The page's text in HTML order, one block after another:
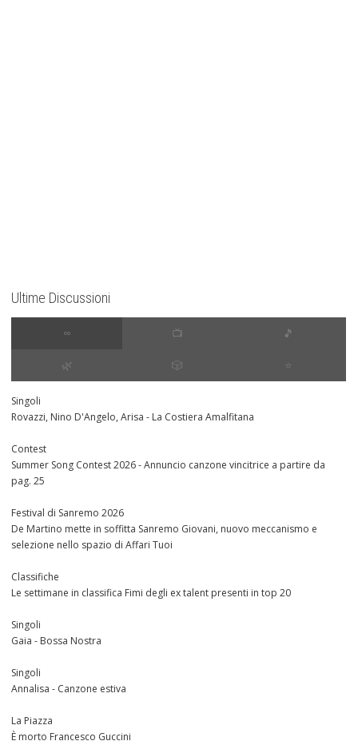
Ultime Discussioni
∞ 📺 🎵
🌿 🎲 ⭐️
Singoli
Rovazzi, Nino D'Angelo, Arisa - La Costiera Amalfitana
Contest
Summer Song Contest 2026 - Annuncio canzone vincitrice a partire da
pag. 25
Festival di Sanremo 2026
De Martino mette in soffitta Sanremo Giovani, nuovo meccanismo e
selezione nello spazio di Affari Tuoi
Classifiche
Le settimane in classifica Fimi degli ex talent presenti in top 20
Singoli
Gaia - Bossa Nostra
Singoli
Annalisa - Canzone estiva
La Piazza
È morto Francesco Guccini